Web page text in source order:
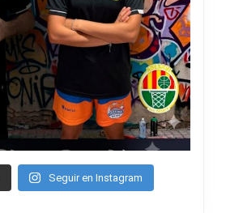
Seguir en Instagram